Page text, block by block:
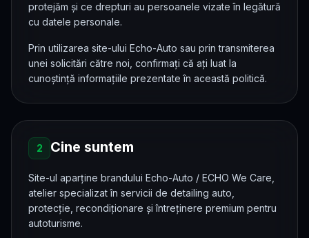
protejăm și ce drepturi au persoanele vizate în legătură
cu datele personale.
Prin utilizarea site-ului Echo-Auto sau prin transmiterea
unei solicitări către noi, confirmați că ați luat la
cunoștință informațiile prezentate în această politică.
2 Cine suntem
Site-ul aparține brandului Echo-Auto / ECHO We Care,
atelier specializat în servicii de detailing auto,
protecție, recondiționare și întreținere premium pentru
autoturisme.